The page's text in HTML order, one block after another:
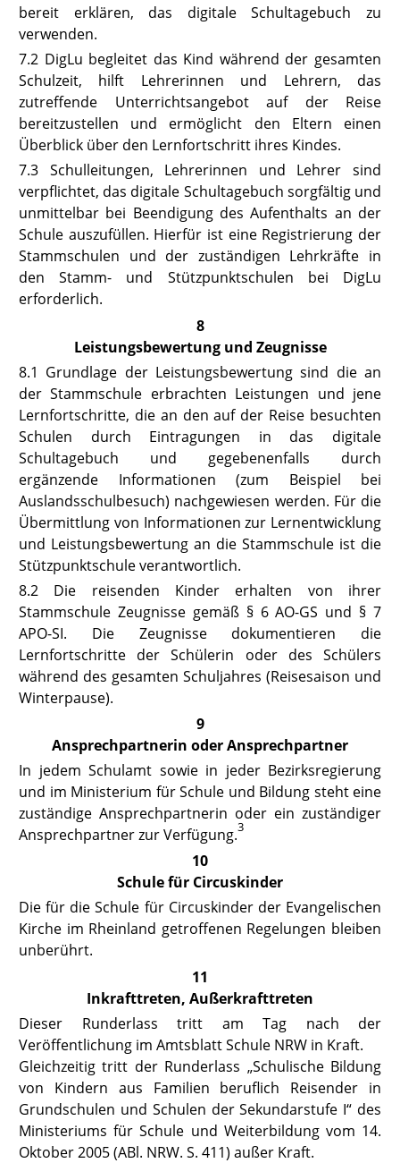
bereit erklären, das digitale Schultagebuch zu
verwenden.
7.2 DigLu begleitet das Kind während der gesamten
Schulzeit, hilft Lehrerinnen und Lehrern, das
zutreffende Unterrichtsangebot auf der Reise
bereitzustellen und ermöglicht den Eltern einen
Überblick über den Lernfortschritt ihres Kindes.
7.3 Schulleitungen, Lehrerinnen und Lehrer sind
verpflichtet, das digitale Schultagebuch sorgfältig und
unmittelbar bei Beendigung des Aufenthalts an der
Schule auszufüllen. Hierfür ist eine Registrierung der
Stammschulen und der zuständigen Lehrkräfte in
den Stamm- und Stützpunktschulen bei DigLu
erforderlich.
8
Leistungsbewertung und Zeugnisse
8.1 Grundlage der Leistungsbewertung sind die an
der Stammschule erbrachten Leistungen und jene
Lernfortschritte, die an den auf der Reise besuchten
Schulen durch Eintragungen in das digitale
Schultagebuch und gegebenenfalls durch
ergänzende Informationen (zum Beispiel bei
Auslandsschulbesuch) nachgewiesen werden. Für die
Übermittlung von Informationen zur Lernentwicklung
und Leistungsbewertung an die Stammschule ist die
Stützpunktschule verantwortlich.
8.2 Die reisenden Kinder erhalten von ihrer
Stammschule Zeugnisse gemäß § 6 AO-GS und § 7
APO-SI. Die Zeugnisse dokumentieren die
Lernfortschritte der Schülerin oder des Schülers
während des gesamten Schuljahres (Reisesaison und
Winterpause).
9
Ansprechpartnerin oder Ansprechpartner
In jedem Schulamt sowie in jeder Bezirksregierung
und im Ministerium für Schule und Bildung steht eine
zuständige Ansprechpartnerin oder ein zuständiger
Ansprechpartner zur Verfügung.3
10
Schule für Circuskinder
Die für die Schule für Circuskinder der Evangelischen
Kirche im Rheinland getroffenen Regelungen bleiben
unberührt.
11
Inkrafttreten, Außerkrafttreten
Dieser Runderlass tritt am Tag nach der
Veröffentlichung im Amtsblatt Schule NRW in Kraft.
Gleichzeitig tritt der Runderlass „Schulische Bildung
von Kindern aus Familien beruflich Reisender in
Grundschulen und Schulen der Sekundarstufe I“ des
Ministeriums für Schule und Weiterbildung vom 14.
Oktober 2005 (ABl. NRW. S. 411) außer Kraft.